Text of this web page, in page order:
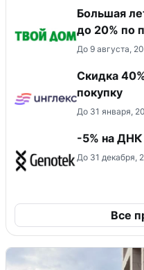
Большая
до 20% по
До 9 августа,
Скидка
покупку
До 31 января,
-5% на
До 31 декабря,
Все